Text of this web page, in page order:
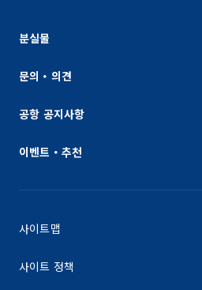
분실물
문의・의견
공항 공지사항
이벤트・추천
사이트맵
사이트 정책